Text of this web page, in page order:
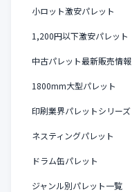
小ロット激安パレット
1,200円以下激安パレット
中古パレット最新販売情報
1800mm大型パレット
印刷業界パレットシリーズ
ネスティングパレット
ドラム缶パレット
ジャンル別パレット一覧